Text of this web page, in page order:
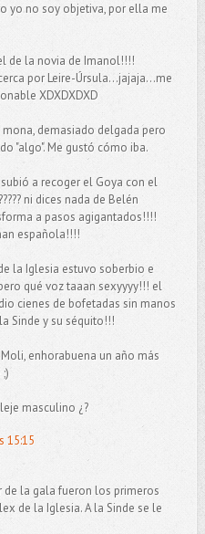
yo no soy objetiva, por ella me
de la novia de Imanol!!!!
por Leire-Úrsula...jajaja...me
XDXDXDXD
mona, demasiado delgada pero
"algo". Me gustó cómo iba.
a recoger el Goya con el
ni dices nada de Belén
a pasos agigantados!!!!
española!!!!
la Iglesia estuvo soberbio e
qué voz taaan sexyyyy!!! el
cienes de bofetadas sin manos
Sinde y su séquito!!!
enhorabuena un año más
masculino ¿?
15:15
de la gala fueron los primeros
de la Iglesia. A la Sinde se le